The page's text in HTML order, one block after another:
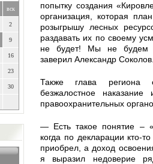
вск
2
9
16
23
30
попытку создания
организация, которая
розыгрышу лесных
раздавать их по своему
не будет! Мы не будем
заверил Александр
Также глава региона
безжалостное
правоохранительных
— Есть такое понятие –
когда по декларации кто-
приобрел, а доход
я выразил недоверие